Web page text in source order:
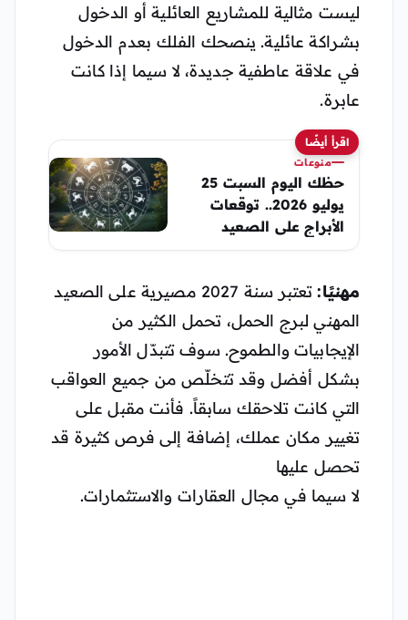
ليست مثالية للمشاريع العائلية أو الدخول
بشراكة عائلية. ينصحك الفلك بعدم الدخول
في علاقة عاطفية جديدة، لا سيما إذا كانت
عابرة.
اقرأ أيضًا
منوعات
حظك اليوم السبت 25
يوليو 2026.. توقعات
الأبراج على الصعيد
المهني والعاطفي
مهنيًا:
تعتبر سنة 2027 مصيرية على الصعيد
المهني لبرج الحمل، تحمل الكثير من
الإيجابيات والطموح. سوف تتبدّل الأمور
بشكل أفضل وقد تتخلّص من جميع العواقب
التي كانت تلاحقك سابقاً. فأنت مقبل على
تغيير مكان عملك، إضافة إلى فرص كثيرة قد
تحصل عليها
لا سيما في مجال العقارات والاستثمارات.